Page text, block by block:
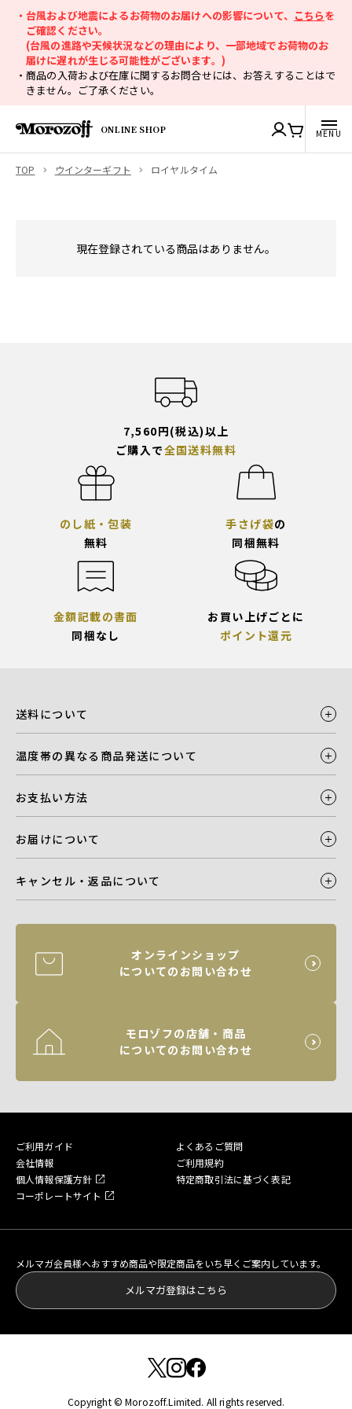
・台風および地震によるお荷物のお届けへの影響について、 こちらを
ご確認ください。
(台風の進路や天候状況などの理由により、一部地域でお荷物のお
届けに遅れが生じる可能性がございます。)
・商品の入荷および在庫に関するお問合せには、お答えすることはで
きません。ご了承ください。
ONLINE SHOP
TOP ウインターギフト ロイヤルタイム
現在登録されている商品はありません。
7,560円(税込)以上
ご購入で全国送料無料
のし紙・包装
無料
手さげ袋の
同梱無料
金額記載の書面
同梱なし
お買い上げごとに
ポイント還元
送料について
温度帯の異なる商品発送について
お支払い方法
お届けについて
キャンセル・返品について
オンラインショップ
についてのお問い合わせ
モロゾフの店舗・商品
についてのお問い合わせ
ご利用ガイド
よくあるご質問
会社情報
ご利用規約
個人情報保護方針
特定商取引法に基づく表記
コーポレートサイト
メルマガ会員様へおすすめ商品や限定商品をいち早くご案内しています。
メルマガ登録はこちら
Copyright © Morozoff.Limited. All rights reserved.